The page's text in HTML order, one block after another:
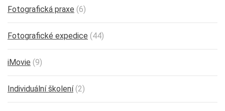
Fotografická praxe (6)
Fotografické expedice (44)
iMovie (9)
Individuální školení(2)